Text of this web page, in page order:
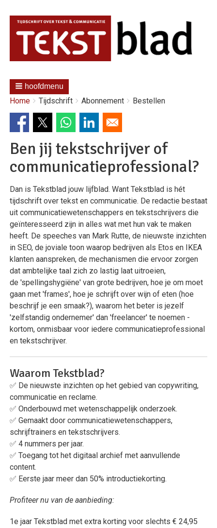
hoofdmenu
Kruimelpad
You
here:
Home Tijdschrift Abonnement Bestellen
Ben jij tekstschrijver of
communicatieprofessional?
Dan is Tekstblad jouw lijfblad. Want Tekstblad is hét
tijdschrift over tekst en communicatie. De redactie bestaat
uit communicatiewetenschappers en tekstschrijvers die
geïnteresseerd zijn in alles wat met hun vak te maken
heeft. De speeches van Mark Rutte, de nieuwste inzichten
in SEO, de joviale toon waarop bedrijven als Etos en IKEA
klanten aanspreken, de mechanismen die ervoor zorgen
dat ambtelijke taal zich zo lastig laat uitroeien,
de 'spellingshygiëne' van grote bedrijven, hoe je om moet
gaan met 'frames', hoe je schrijft over wijn of eten (hoe
beschrijf je een smaak?), waarom het beter is jezelf
'zelfstandig ondernemer' dan 'freelancer' te noemen -
kortom, onmisbaar voor iedere communicatieprofessional
en tekstschrijver.
Waarom Tekstblad?
✅ De nieuwste inzichten op het gebied van copywriting,
communicatie en reclame.
✅ Onderbouwd met wetenschappelijk onderzoek.
✅ Gemaakt door communicatiewetenschappers,
schrijftrainers en tekstschrijvers.
✅ 4 nummers per jaar.
✅ Toegang tot het digitaal archief met aanvullende
content.
✅ Eerste jaar meer dan 50% introductiekorting.
Profiteer nu van de aanbieding:
1e jaar Tekstblad met extra korting voor slechts € 24,95